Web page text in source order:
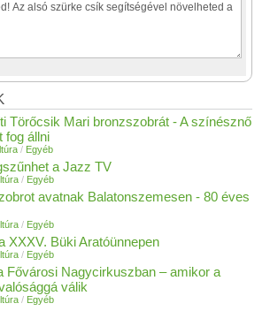
Törőcsik Mari bronzszobrát - A színésznő
fog állni
/ Egyéb
a Jazz TV
/ Egyéb
avatnak Balatonszemesen - 80 éves
/ Egyéb
XXXV. Büki Aratóünnepen
/ Egyéb
Fővárosi Nagycirkuszban – amikor a
válik
/ Egyéb